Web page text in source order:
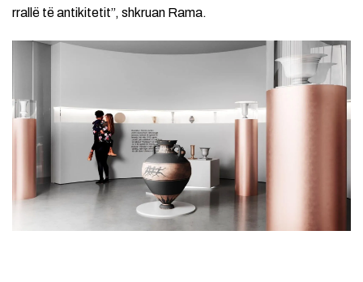
rrallë të antikitetit”, shkruan Rama.